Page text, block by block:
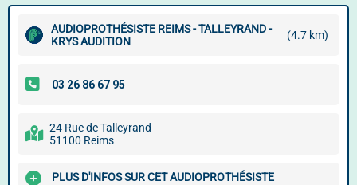
AUDIOPROTHÉSISTE REIMS - TALLEYRAND -
KRYS AUDITION
(4.7 km)
24 Rue de Talleyrand
51100 Reims
PLUS D'INFOS SUR CET AUDIOPROTHÉSISTE